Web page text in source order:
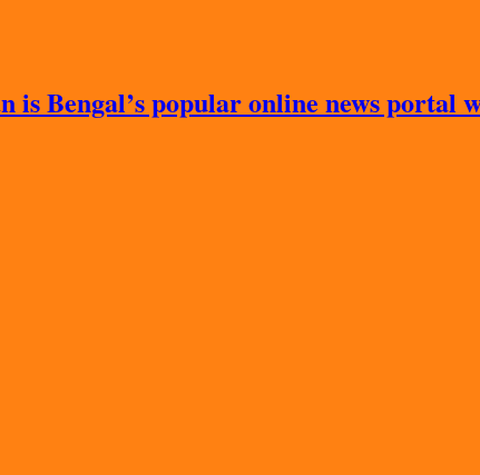
Bengal’s popular online news portal